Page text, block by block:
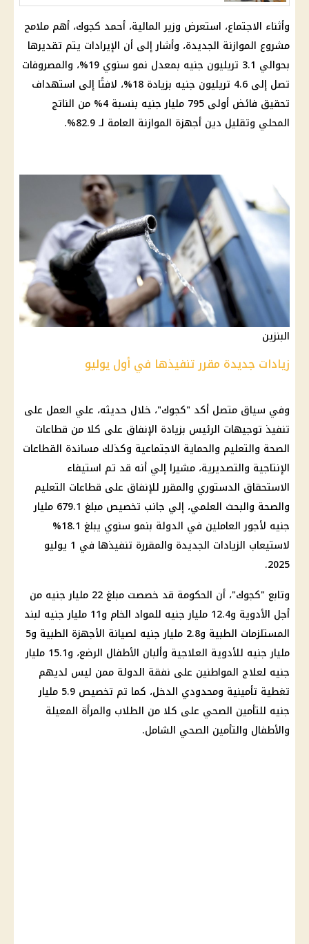
وأثناء الاجتماع، استعرض وزير المالية، أحمد كجوك، أهم ملامح
مشروع الموازنة الجديدة، وأشار إلى أن الإيرادات يتم تقديرها
بحوالي 3.1 تريليون جنيه بمعدل نمو سنوي 19%، والمصروفات
تصل إلى 4.6 تريليون جنيه بزيادة 18%، لافتًا إلى استهداف
تحقيق فائض أولى 795 مليار جنيه بنسبة 4% من الناتج
المحلي وتقليل دين أجهزة الموازنة العامة لـ 82.9%.
البنزين
زيادات جديدة مقرر تنفيذها في أول يوليو
وفي سياق متصل أكد "كجوك"، خلال حديثه، علي العمل على
تنفيذ توجيهات الرئيس بزيادة الإنفاق على كلا من قطاعات
الصحة والتعليم والحماية الاجتماعية وكذلك مساندة القطاعات
الإنتاجية والتصديرية، مشيرا إلي أنه قد تم استيفاء
الاستحقاق الدستوري والمقرر للإنفاق على قطاعات التعليم
والصحة والبحث العلمي، إلي جانب تخصيص مبلغ 679.1 مليار
جنيه لأجور العاملين في الدولة بنمو سنوي يبلغ 18.1%
لاستيعاب الزيادات الجديدة والمقررة تنفيذها في 1 يوليو
2025.
وتابع "كجوك"، أن الحكومة قد خصصت
مبلغ 22 مليار جنيه من
أجل الأدوية
و12.4 مليار جنيه للمواد الخام و11 مليار جنيه لبند
المستلزمات الطبية و2.8 مليار جنيه لصيانة الأجهزة الطبية و5
مليار جنيه للأدوية العلاجية وألبان الأطفال الرضع، و15.1 مليار
جنيه لعلاج المواطنين على نفقة الدولة ممن ليس لديهم
تغطية تأمينية ومحدودي الدخل، كما تم تخصيص 5.9 مليار
جنيه للتأمين الصحي على كلا من الطلاب والمرأة المعيلة
والأطفال والتأمين الصحي الشامل.